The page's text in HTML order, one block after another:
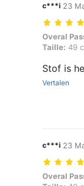
c***i 23
Overal
Overal
Taille: 49
Stof is
Vertalen
c***i 23
Overal
Overal